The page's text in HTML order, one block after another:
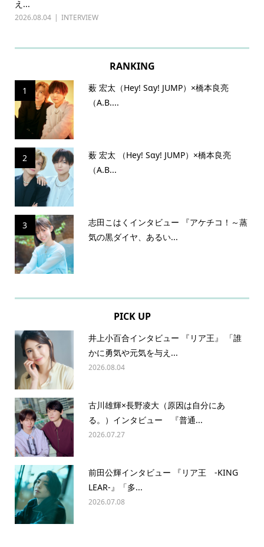
2026.07.27
RANKING
1
薮 宏太（Hey! Sɑy! JUMP）×橋本良亮
（A.B....
2
薮 宏太 （Hey! Sɑy! JUMP）×橋本良亮
（A.B...
3
志田こはくインタビュー 『アケチコ！～蒸
気の黒ダイヤ、あるい...
PICK UP
井上小百合インタビュー 『リア王』 「誰
かに勇気や元気を与え...
2026.08.04
古川雄輝×長野凌大（原因は自分にあ
る。）インタビュー 『普通...
2026.07.27
前田公輝インタビュー 『リア王 -KING
LEAR-』「多...
2026.07.08